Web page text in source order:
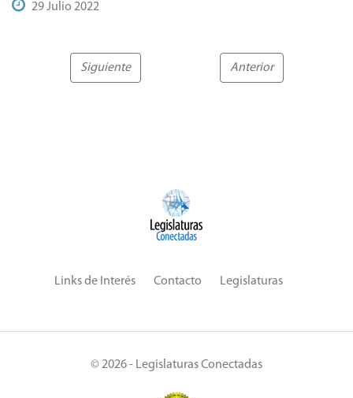
29 Julio 2022
Siguiente Anterior
Links de Interés Contacto Legislaturas
© 2026 - Legislaturas Conectadas